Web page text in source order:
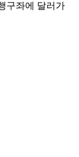
구좌에 달러가